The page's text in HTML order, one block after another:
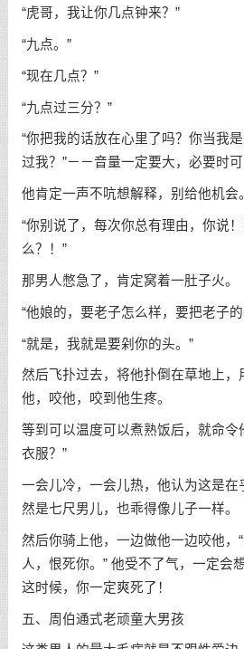
“虎哥，我让你几点钟来？”
“九点。”
“现在几点？”
“九点过三分？”
“你把我的话放在心里了吗？你当我
过我？”－－音量一定要大，必要时可
他肯定一声不吭想解释，别给他机会。
“你别说了，每次你总有理由，你说
么？！”
那男人憋急了，肯定窝着一肚子火。
“他娘的，要老子怎么样，要把老子
“就是，我就是要剁你的头。”
然后飞扑过去，将他扑倒在草地上，
他，咬他，咬到他生疼。
等到可以温度可以煮熟饭后，就命令
衣服？”
一会儿冷，一会儿热，他认为这是在
然是七尺男儿，也乖得像儿子一样。
然后你骑上他，一边做他一边咬他，
人，恨死你。” 他受不了气，一定会
这时候，你一定爽死了！
五、周伯通式老顽童大男孩